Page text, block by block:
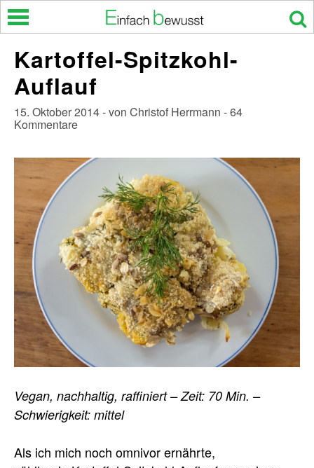
Skip
Kartoffel-Spitzkohl-
Auflauf
15. Oktober 2014 - von Christof Herrmann - 64
Kommentare
Vegan, nachhaltig, raffiniert – Zeit: 70 Min. –
Schwierigkeit: mittel
Als ich mich noch omnivor ernährte,